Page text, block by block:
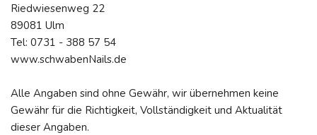
Riedwiesenweg 22
89081 Ulm
Tel: 0731 - 388 57 54
www.schwabenNails.de
Alle Angaben sind ohne Gewähr, wir übernehmen keine
Gewähr für die Richtigkeit, Vollständigkeit und Aktualität
dieser Angaben.